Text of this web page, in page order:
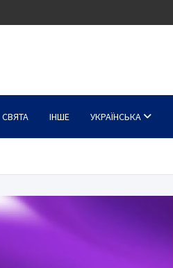
СВЯТА ІНШЕ УКРАЇНСЬКА